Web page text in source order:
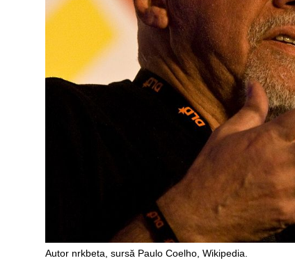
Autor nrkbeta, sursă Paulo Coelho, Wikipedia.